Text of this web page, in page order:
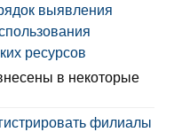
выявления
ресурсов
в некоторые
филиалы